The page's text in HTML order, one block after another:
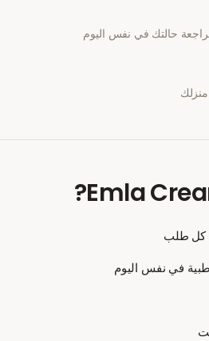
حالتك في نفس اليوم
Emla
?
كل طلب
في نفس اليوم